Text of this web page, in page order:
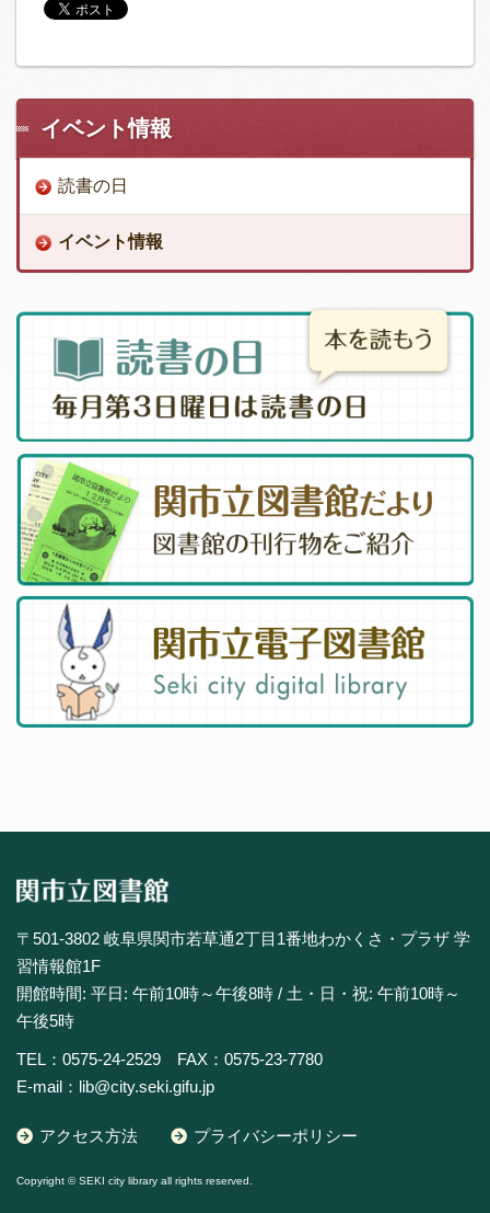
イベント情報
読書の日
イベント情報
〒501-3802 岐阜県関市若草通2丁目1番地わかくさ・プラザ 学
習情報館1F
開館時間: 平日: 午前10時～午後8時 / 土・日・祝: 午前10時～
午後5時
TEL：0575-24-2529 FAX：0575-23-7780
E-mail：lib@city.seki.gifu.jp
アクセス方法 プライバシーポリシー
Copyright © SEKI city library all rights reserved.